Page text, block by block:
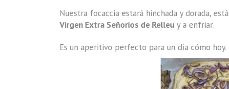
Nuestra focaccia estará hinchada y dorada,
Virgen Extra Señorios de Relleu y a enfriar.
Es un aperitivo perfecto para un día cómo hoy.